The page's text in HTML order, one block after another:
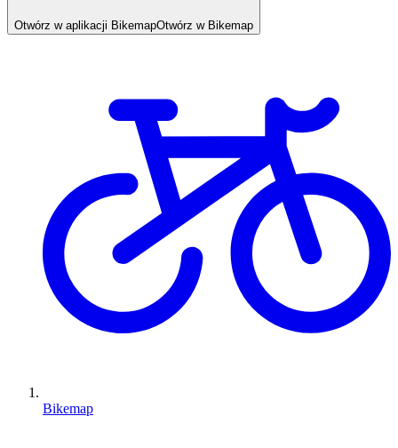
Otwórz w aplikacji BikemapOtwórz w Bikemap
Bikemap